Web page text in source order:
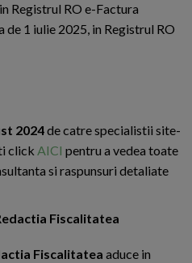
Registrul RO e-Factura
de 1 iulie 2025, in Registrul RO
2024de catre specialistii site-
click AICI pentru a vedea toate
si raspunsuri detaliate
Fiscalitatea
Fiscalitatea aduce in